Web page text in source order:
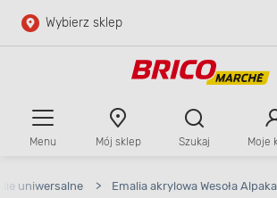
Przejdź do głównej zawartości
Wybierz sklep
Menu Mój sklep Szukaj Moje
uniwersalne > Emalia akrylowa Wesoła